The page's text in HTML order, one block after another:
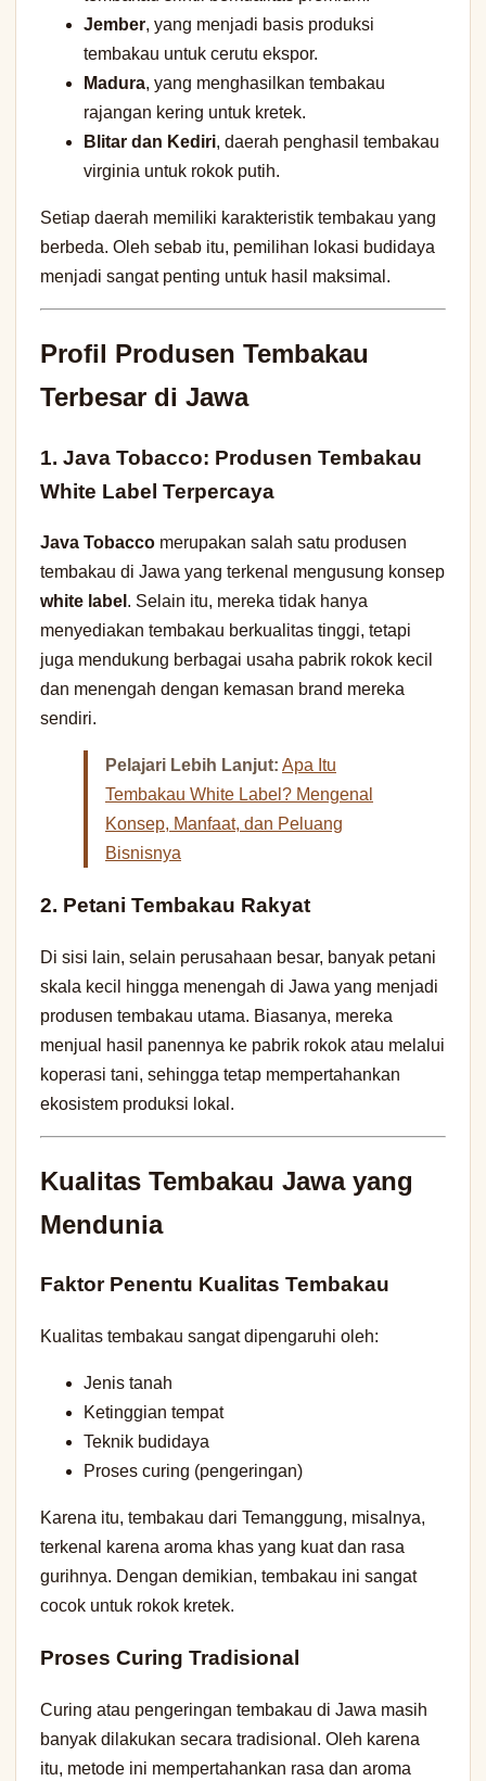
Jember, yang menjadi basis produksi
tembakau untuk cerutu ekspor.
Madura, yang menghasilkan tembakau
rajangan kering untuk kretek.
Blitar dan Kediri, daerah penghasil tembakau
virginia untuk rokok putih.
Setiap daerah memiliki karakteristik tembakau yang
berbeda. Oleh sebab itu, pemilihan lokasi budidaya
menjadi sangat penting untuk hasil maksimal.
Profil Produsen Tembakau
Terbesar di Jawa
1. Java Tobacco: Produsen Tembakau
White Label Terpercaya
Java Tobacco merupakan salah satu produsen
tembakau di Jawa yang terkenal mengusung konsep
white label . Selain itu, mereka tidak hanya
menyediakan tembakau berkualitas tinggi, tetapi
juga mendukung berbagai usaha pabrik rokok kecil
dan menengah dengan kemasan brand mereka
sendiri.
Pelajari Lebih Lanjut: Apa Itu
Tembakau White Label? Mengenal
Konsep, Manfaat, dan Peluang
Bisnisnya
2. Petani Tembakau Rakyat
Di sisi lain, selain perusahaan besar, banyak petani
skala kecil hingga menengah di Jawa yang menjadi
produsen tembakau utama. Biasanya, mereka
menjual hasil panennya ke pabrik rokok atau melalui
koperasi tani, sehingga tetap mempertahankan
ekosistem produksi lokal.
Kualitas Tembakau Jawa yang
Mendunia
Faktor Penentu Kualitas Tembakau
Kualitas tembakau sangat dipengaruhi oleh:
Jenis tanah
Ketinggian tempat
Teknik budidaya
Proses curing (pengeringan)
Karena itu, tembakau dari Temanggung, misalnya,
terkenal karena aroma khas yang kuat dan rasa
gurihnya. Dengan demikian, tembakau ini sangat
cocok untuk rokok kretek.
Proses Curing Tradisional
Curing atau pengeringan tembakau di Jawa masih
banyak dilakukan secara tradisional. Oleh karena
itu, metode ini mempertahankan rasa dan aroma